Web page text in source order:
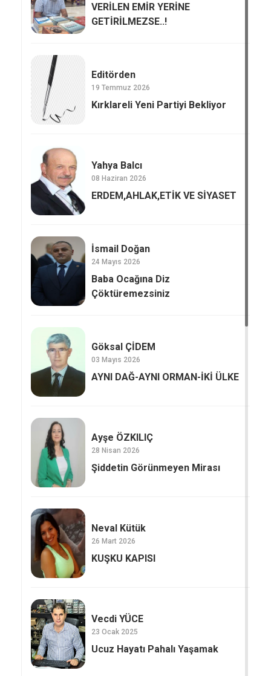
VERİLEN EMİR YERİNE
GETİRİLMEZSE..!
Editörden
19 Temmuz 2026
Kırklareli Yeni Partiyi Bekliyor
Yahya Balcı
08 Haziran 2026
ERDEM,AHLAK,ETİK VE SİYASET
İsmail Doğan
24 Mayıs 2026
Baba Ocağına Diz
Çöktüremezsiniz
Göksal ÇİDEM
03 Mayıs 2026
AYNI DAĞ-AYNI ORMAN-İKİ ÜLKE
Ayşe ÖZKILIÇ
28 Nisan 2026
Şiddetin Görünmeyen Mirası
Neval Kütük
26 Mart 2026
KUŞKU KAPISI
Vecdi YÜCE
23 Ocak 2025
Ucuz Hayatı Pahalı Yaşamak